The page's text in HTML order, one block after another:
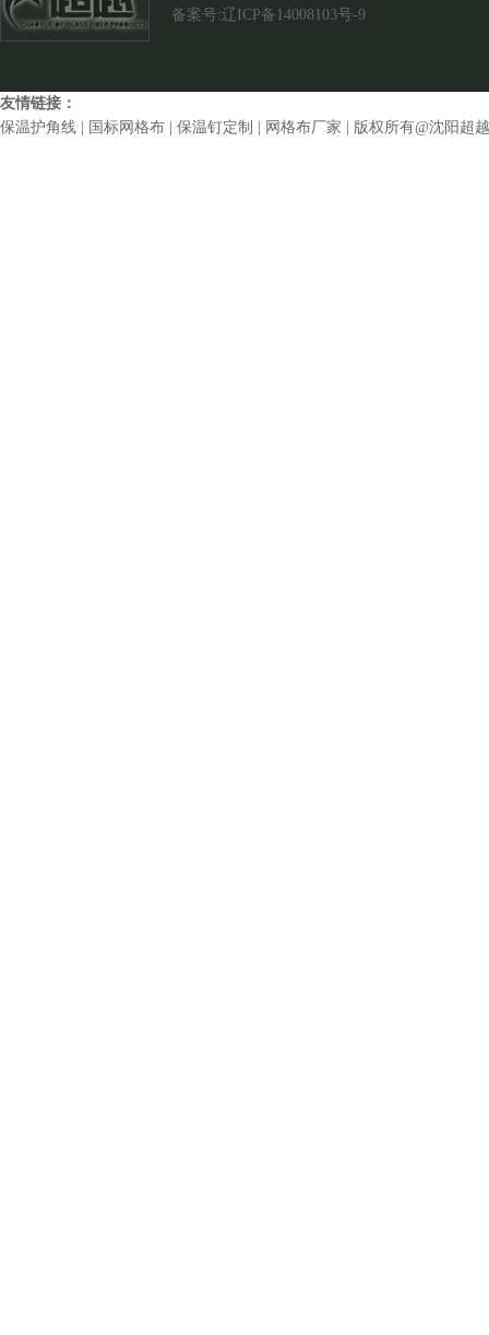
备案号:辽ICP备14008103号-9
友情链接：
保温护角线
国标网格布 保温钉定制 网格布厂家 | 版权所有@沈阳超